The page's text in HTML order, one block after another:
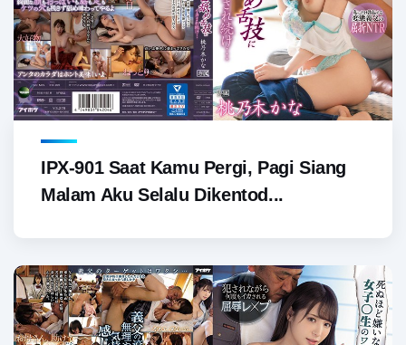
IPX-901 Saat Kamu Pergi, Pagi Siang
Malam Aku Selalu Dikentod...